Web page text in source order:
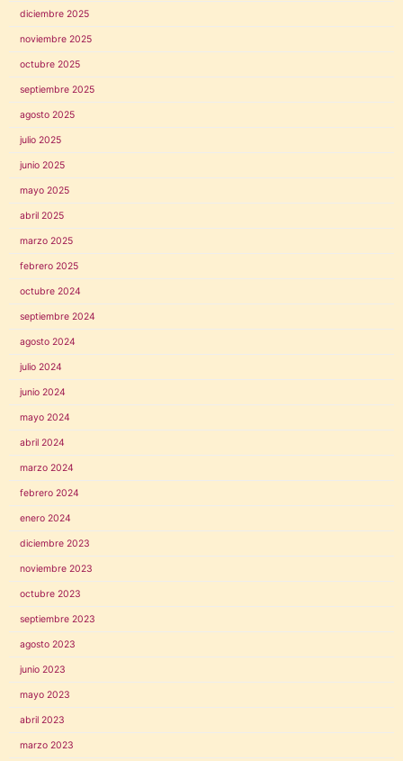
diciembre 2025
noviembre 2025
octubre 2025
septiembre 2025
agosto 2025
julio 2025
junio 2025
mayo 2025
abril 2025
marzo 2025
febrero 2025
octubre 2024
septiembre 2024
agosto 2024
julio 2024
junio 2024
mayo 2024
abril 2024
marzo 2024
febrero 2024
enero 2024
diciembre 2023
noviembre 2023
octubre 2023
septiembre 2023
agosto 2023
junio 2023
mayo 2023
abril 2023
marzo 2023